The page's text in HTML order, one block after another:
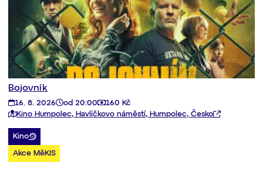
Bojovník
16. 8. 2026 od 20:00
160 Kč
Kino Humpolec, Havlíčkovo náměstí, Humpolec, Česko
Kino
Akce MěKIS